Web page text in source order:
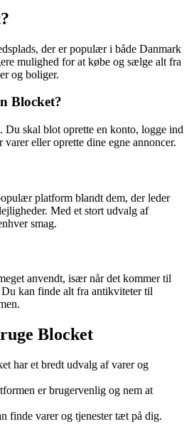
der er populær i både Danmark
mulighed for at købe og sælge alt fra
og boliger.
Blocket?
Du skal blot oprette en konto, logge ind
eller oprette dine egne annoncer.
platform blandt dem, der leder
Med et stort udvalg af
smag.
anvendt, især når det kommer til
kan finde alt fra antikviteter til
Blocket
har et bredt udvalg af varer og
er brugervenlig og nem at
finde varer og tjenester tæt på dig.